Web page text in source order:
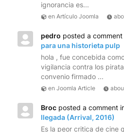
ignorancia es...
en Artículo Joomla
pedro posted a comment
para una historieta pulp
hola , fue concebida
vigilancia contra los
convenio firmado ...
en Joomla Article
Broc posted a comment
llegada (Arrival, 2016)
Es la peor critica de cine